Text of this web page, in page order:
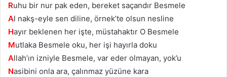
Ruhu bir nur pak eden, bereket saçandır Besmele
Al nakş-eyle sen diline, örnek’te olsun nesline
Hayır beklenen her işte, müstahaktır O Besmele
Mutlaka Besmele oku, her işi hayırla doku
Allah’ın izniyle Besmele, var eder olmayan, yok’u
Nasibini onla ara, çalınmaz yüzüne kara